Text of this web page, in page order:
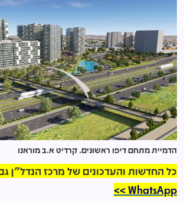
הדמיית מתחם דיפו ראשונים. קרדיט א.ב מוראנו
כל החדשות והעדכונים של מרכז הנדל"ן
WhatsApp >>